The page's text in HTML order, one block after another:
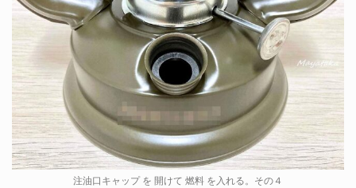
注油口キャップ を 開けて 燃料 を入れる。その４